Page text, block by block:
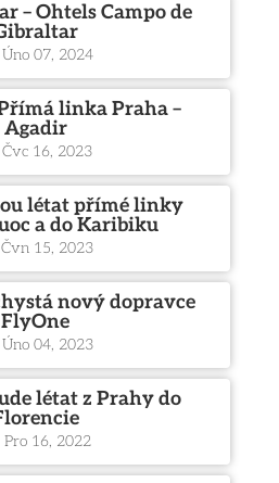
– Ohtels Campo de
Úno 07, 2024
linka Praha –
Agadir
Čvc 16, 2023
létat přímé linky
a do Karibiku
Čvn 15, 2023
nový dopravce
FlyOne
Úno 04, 2023
létat z Prahy do
Pro 16, 2022